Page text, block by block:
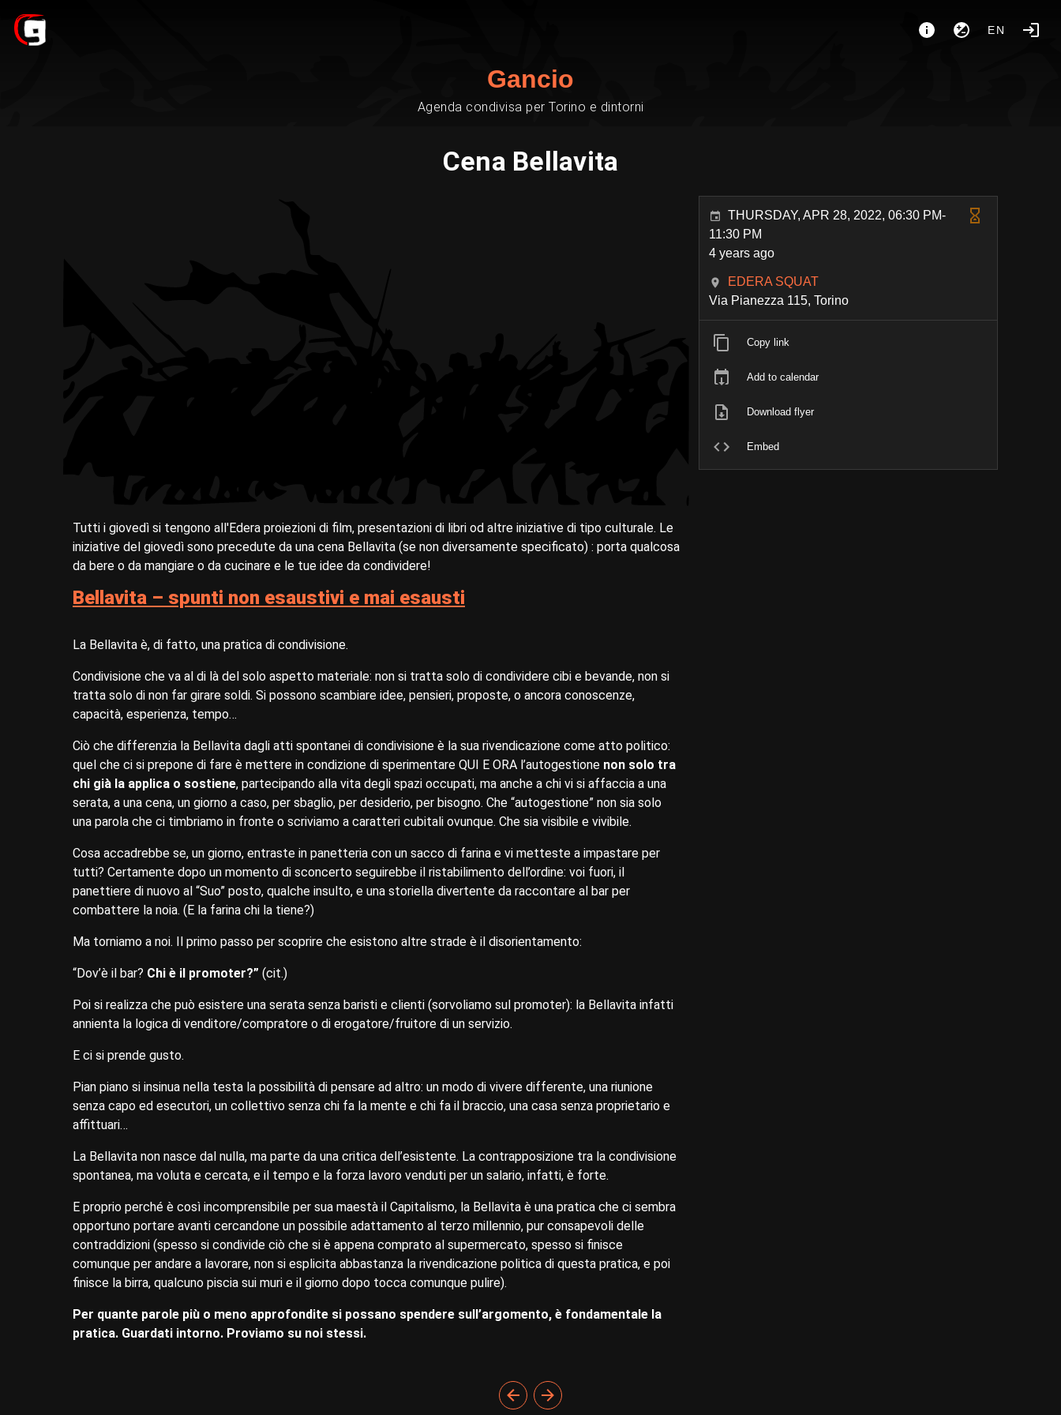
EN
Gancio
Agenda condivisa per Torino e dintorni
Cena Bellavita
Tutti i giovedì si tengono all'Edera proiezioni di film, presentazioni di libri od altre iniziative di tipo culturale. Le
iniziative del giovedì sono precedute da una cena Bellavita (se non diversamente specificato) : porta qualcosa
da bere o da mangiare o da cucinare e le tue idee da condividere!
Bellavita – spunti non esaustivi e mai esausti
La Bellavita è, di fatto, una pratica di condivisione.
Condivisione che va al di là del solo aspetto materiale: non si tratta solo di condividere cibi e bevande, non si
tratta solo di non far girare soldi. Si possono scambiare idee, pensieri, proposte, o ancora conoscenze,
capacità, esperienza, tempo…
Ciò che differenzia la Bellavita dagli atti spontanei di condivisione è la sua rivendicazione come atto politico:
quel che ci si prepone di fare è mettere in condizione di sperimentare QUI E ORA l’autogestione non solo tra
chi già la applica o sostiene, partecipando alla vita degli spazi occupati, ma anche a chi vi si affaccia a una
serata, a una cena, un giorno a caso, per sbaglio, per desiderio, per bisogno. Che “autogestione” non sia solo
una parola che ci timbriamo in fronte o scriviamo a caratteri cubitali ovunque. Che sia visibile e vivibile.
Cosa accadrebbe se, un giorno, entraste in panetteria con un sacco di farina e vi metteste a impastare per
tutti? Certamente dopo un momento di sconcerto seguirebbe il ristabilimento dell’ordine: voi fuori, il
panettiere di nuovo al “Suo” posto, qualche insulto, e una storiella divertente da raccontare al bar per
combattere la noia. (E la farina chi la tiene?)
Ma torniamo a noi. Il primo passo per scoprire che esistono altre strade è il disorientamento:
“Dov’è il bar? Chi è il promoter?” (cit.)
Poi si realizza che può esistere una serata senza baristi e clienti (sorvoliamo sul promoter): la Bellavita infatti
annienta la logica di venditore/compratore o di erogatore/fruitore di un servizio.
E ci si prende gusto.
Pian piano si insinua nella testa la possibilità di pensare ad altro: un modo di vivere differente, una riunione
senza capo ed esecutori, un collettivo senza chi fa la mente e chi fa il braccio, una casa senza proprietario e
affittuari…
La Bellavita non nasce dal nulla, ma parte da una critica dell’esistente. La contrapposizione tra la condivisione
spontanea, ma voluta e cercata, e il tempo e la forza lavoro venduti per un salario, infatti, è forte.
E proprio perché è così incomprensibile per sua maestà il Capitalismo, la Bellavita è una pratica che ci sembra
opportuno portare avanti cercandone un possibile adattamento al terzo millennio, pur consapevoli delle
contraddizioni (spesso si condivide ciò che si è appena comprato al supermercato, spesso si finisce
comunque per andare a lavorare, non si esplicita abbastanza la rivendicazione politica di questa pratica, e poi
finisce la birra, qualcuno piscia sui muri e il giorno dopo tocca comunque pulire).
Per quante parole più o meno approfondite si possano spendere sull’argomento, è fondamentale la
pratica. Guardati intorno. Proviamo su noi stessi.
THURSDAY, APR 28, 2022, 06:30 PM-
11:30 PM
4 years ago
EDERA SQUAT
Via Pianezza 115, Torino
Copy link
Add to calendar
Download flyer
Embed